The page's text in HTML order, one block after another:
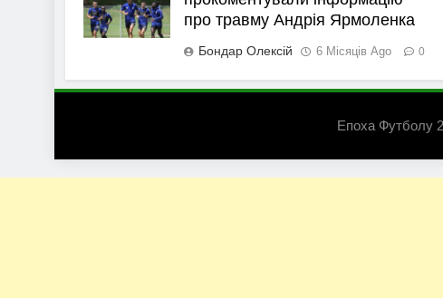
про травму Андрія Ярмоленка
Бондар Олексій 6 Місяців Ago 0
Епоха Футболу